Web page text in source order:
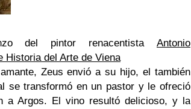
del pintor renacentista Antonio
Historia del Arte de Viena
Zeus envió a su hijo, el también
se transformó en un pastor y le ofreció
a Argos. El vino resultó delicioso, y la